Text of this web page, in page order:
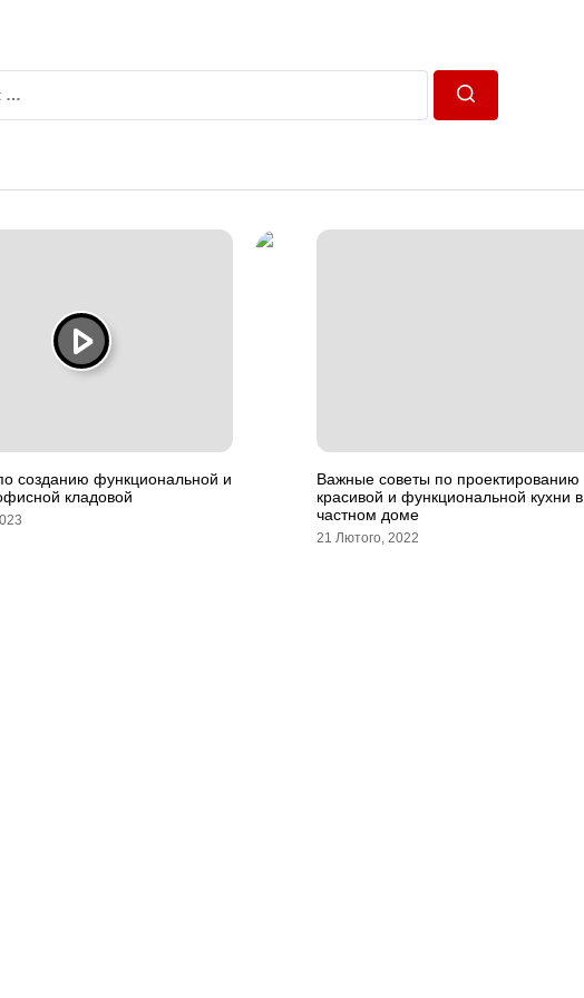
созданию функциональной и
кладовой
Важные советы по проектированию
красивой и функциональной кухни в
частном доме
21 Лютого, 2022